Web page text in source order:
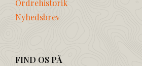
Ordrehistorik
Nyhedsbrev
FIND OS PÅ